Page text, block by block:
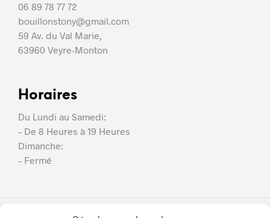
06 89 78 77 72
bouillonstony@gmail.com
59 Av. du Val Marie,
63960 Veyre-Monton
Horaires
Du Lundi au Samedi:
– De 8 Heures à 19 Heures
Dimanche:
– Fermé